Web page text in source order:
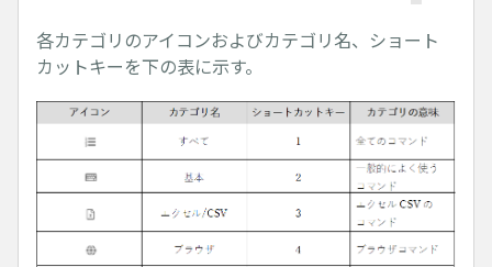
各カテゴリのアイコンおよびカテゴリ名、ショート
カットキーを下の表に示す。